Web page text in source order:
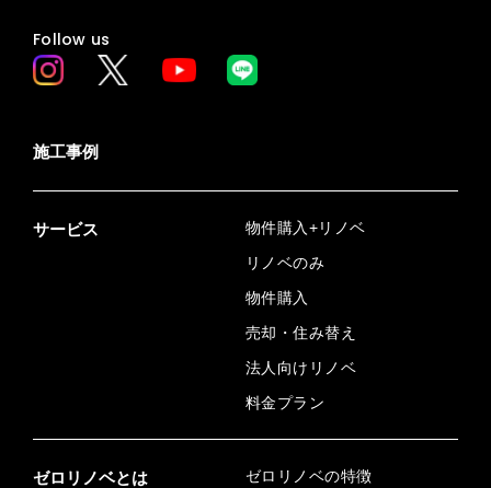
Follow us
施工事例
サービス
物件購入+リノベ
リノベのみ
物件購入
売却・住み替え
法人向けリノベ
料金プラン
ゼロリノベとは
ゼロリノベの特徴